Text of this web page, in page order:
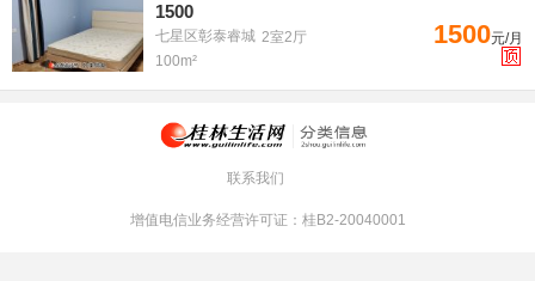
1500
七星区彰泰睿城 2室2厅
100m²
1500元/月
联系我们
增值电信业务经营许可证：桂B2-20040001